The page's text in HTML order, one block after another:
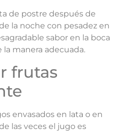
de postre después de
la noche con pesadez en
sabor en la boca
manera adecuada.
frutas
envasados en lata o en
las veces el jugo es